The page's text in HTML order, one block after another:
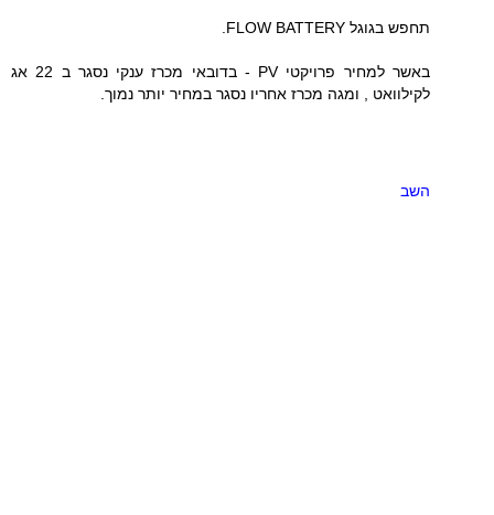
תחפש בגוגל FLOW BATTERY.
באשר למחיר פרויקטי PV - בדובאי מכרז ענקי נסגר ב 22 אג
לקילוואט , ומגה מכרז אחריו נסגר במחיר יותר נמוך.
השב